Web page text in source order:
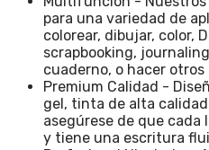
para una variedad de
colorear, dibujar, color,
scrapbooking,
cuaderno, o hacer otros
Premium Calidad -
gel, tinta de alta
asegúrese de que cada
y tiene una escritura